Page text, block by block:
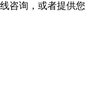
咨询，或者提供您